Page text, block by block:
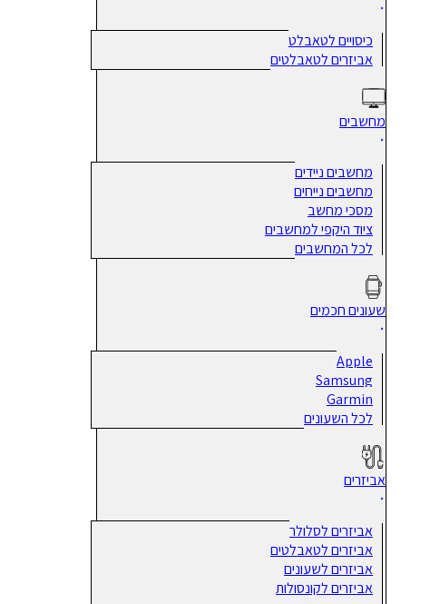
כיסויים לטאבלט
אביזרים לטאבלטים
מחשבים
מחשבים ניידים
מחשבים נייחים
מסכי מחשב
ציוד היקפי למחשבים
לכל המחשבים
שעונים חכמים
Apple
Samsung
Garmin
לכל השעונים
אביזרים
אביזרים לסלולר
אביזרים לטאבלטים
אביזרים לשעונים
אביזרים לקונסולות